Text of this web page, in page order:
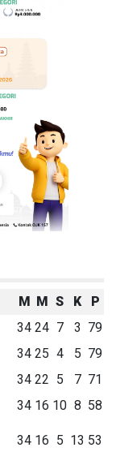
M M S K
P
34 24 7 3 79
34 25 4 5 79
34 22 5 7 71
34 16 10 8 58
34 16 5 13 53